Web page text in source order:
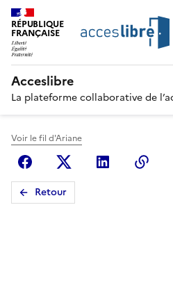
RÉPUBLIQUE
FRANÇAISE
Acceslibre
La plateforme collaborative de
Voir le fil d'Ariane
FacebookX (anciennement
Linkedin
Retour